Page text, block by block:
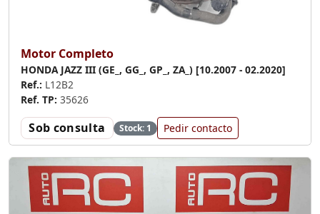
Motor Completo
HONDA JAZZ III (GE_, GG_, GP_, ZA_) [10.2007 - 02.2020]
Ref.: L12B2
Ref. TP: 35626
Sob consulta Stock: 1 Pedir contacto